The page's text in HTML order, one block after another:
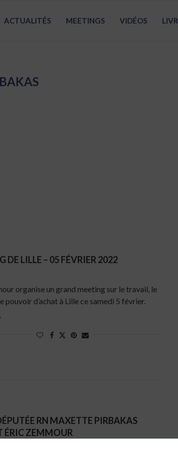
ACTUALITÉS MEETINGS VIDÉOS
DE LILLE – 05 FÉVRIER 2022
organise un grand meeting sur le travail, le
pouvoir d’achat à Lille ce samedi 5 février.
RN MAXETTE PIRBAKAS
ÉRIC ZEMMOUR